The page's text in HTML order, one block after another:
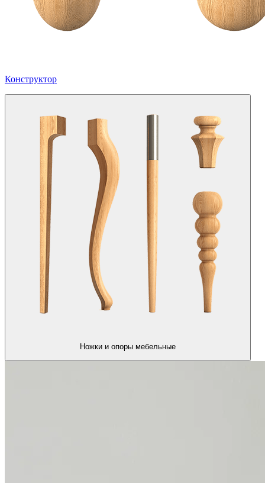
Конструктор
Ножки и опоры мебельные